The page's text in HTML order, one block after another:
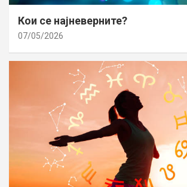
Кои се најневерните?
07/05/2026